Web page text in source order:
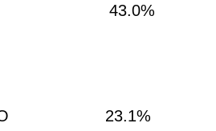
司 43.0%
23.1%